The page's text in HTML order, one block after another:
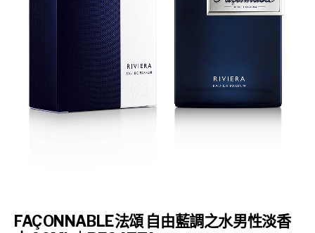
FAÇONNABLE法頌 自由藍調之水男性淡香